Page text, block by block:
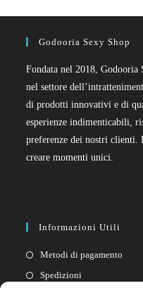
Godooria Sexy Shop
Fondata nel 2018, Godooria
nel settore
di prodotti innovativi e di
esperienze indimenticabili,
preferenze dei nostri clienti.
creare momenti unici.
Informazioni Utili
Metodi di pagamento
Spedizioni